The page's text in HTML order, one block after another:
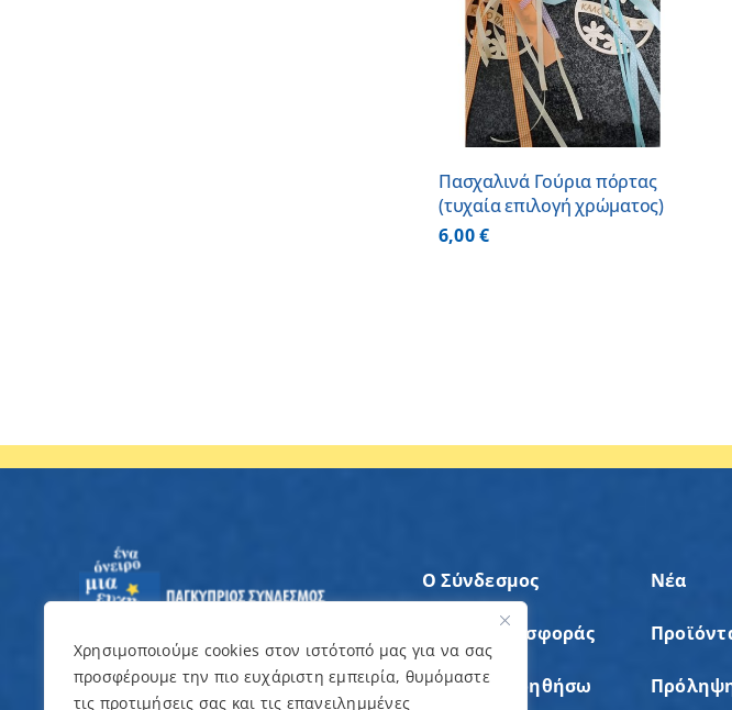
Χρησιμοποιούμε cookies στον ιστότοπό μας για να σας
προσφέρουμε την πιο ευχάριστη εμπειρία, θυμόμαστε
τις προτιμήσεις σας και τις επανειλημμένες
Πασχαλινά Γούρια πόρτας
(τυχαία επιλογή χρώματος)
6,00€
ΛΕΠΤΟΜΕΡΕΙΕΣ
Ο Σύνδεσμος
Άξονες Προσφοράς
Θέλω να Βοηθήσω
Νέα